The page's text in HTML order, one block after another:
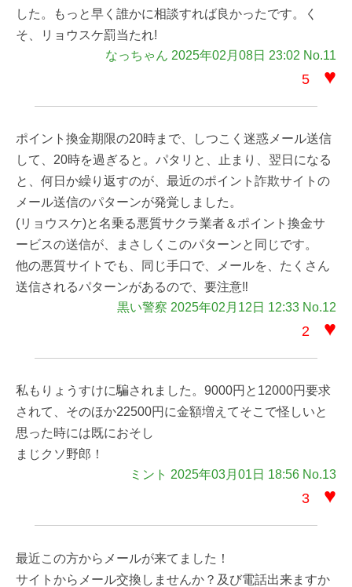
した。もっと早く誰かに相談すれば良かったです。く
そ、リョウスケ罰当たれ!
なっちゃん 2025年02月08日 23:02 No.11
5 ♥
ポイント換金期限の20時まで、しつこく迷惑メール送信
して、20時を過ぎると。パタリと、止まり、翌日になる
と、何日か繰り返すのが、最近のポイント詐欺サイトの
メール送信のパターンが発覚しました。
(リョウスケ)と名乗る悪質サクラ業者＆ポイント換金サ
ービスの送信が、まさしくこのパターンと同じです。
他の悪質サイトでも、同じ手口で、メールを、たくさん
送信されるパターンがあるので、要注意‼️
黒い警察 2025年02月12日 12:33 No.12
2 ♥
私もりょうすけに騙されました。9000円と12000円要求
されて、そのほか22500円に金額増えてそこで怪しいと
思った時には既におそし
まじクソ野郎！
ミント 2025年03月01日 18:56 No.13
3 ♥
最近この方からメールが来てました！
サイトからメール交換しませんか？及び電話出来ますか